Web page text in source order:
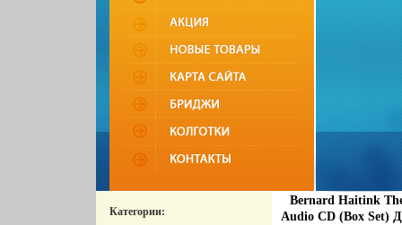
Категории:
Bernard Haitink
Audio CD (Box Set)